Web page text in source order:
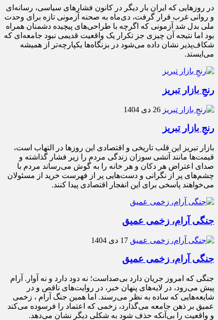
در روزهایی که ایران بار دیگر در کانون فشارهای سیاسی، رسانه‌ای
و روانی غرب قرار گرفت، دی‌ماه به صحنه آزمونی تازه برای وحدت
ملی بدل شد آزمونی که اگرچه با طراحی‌های پیچیده دشمنان همراه
بود اما نتیجه آن چیزی جز تکرار یک واقعیت قدیمی نبود جامعه‌ای که
شکاف‌پذیر نشان داده می‌شود در بزنگاه‌ها یکپارچه‌تر از همیشه
می‌ایستد.
رنجِ بازار تبریز
26 دی 1404
رنجِ بازار تبریز
بازار تبریز این قلب تاریخی و اقتصادی این روزها در التهاب است،
قیمت‌ها مانند آتشی سوزان زندگی مردم را زیر فشار گذاشته و
صدای اعتراض هر دکان و هر خانه را به گوش می‌رساند مردم با
چشم‌های پر از نگرانی و دست‌هایی پر از فهرست خرید از مسئولان
می‌خواهند پاسخی برای این انفجار اقتصادی پیدا کنند.
جنگی آرام، زخمی عمیق
17 دی 1404
جنگی آرام، زخمی عمیق
جنگی که امروز جریان دارد بی‌صداست؛ نه دود دارد و نه آوار. آرام
پیش می‌رود، در لایه‌های پنهان خبر، در روایت‌های ناقص و در
شایعه‌هایی که ساده به نظر می‌رسند. اما همین جنگ آرام ، زخمی
عمیق بر ذهن جامعه می‌گذارد، زخمی که اعتماد را فرسوده می‌کند
و واقعیت را بی‌آنکه حذف شود به شکلی دیگر نشان می‌دهد.